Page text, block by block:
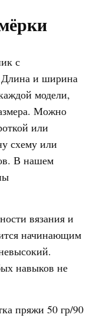
с
и ширина
модели,
Можно
или
схему или
В нашем
вязания и
начинающим
навыков не
пряжи 50 гр/90